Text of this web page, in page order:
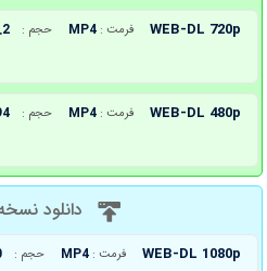
WEB-DL 720p فرمت : MP4 حجم : 1.2
WEB-DL 480p فرمت : MP4 حجم : 794
دانلود
WEB-DL 1080p فرمت : MP4 حجم :